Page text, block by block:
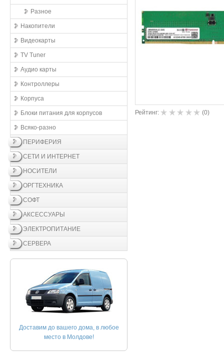
Разное
Накопители
Видеокарты
TV Tuner
Аудио карты
Контроллеры
Корпуса
Блоки питания для корпусов
Всяко-разно
ПЕРИФЕРИЯ
СЕТИ И ИНТЕРНЕТ
НОСИТЕЛИ
ОРГТЕХНИКА
СОФТ
АКСЕССУАРЫ
ЭЛЕКТРОПИТАНИЕ
СЕРВЕРА
Доставим до вашего дома, в любое
место в Молдове!
Рейтинг: (0)